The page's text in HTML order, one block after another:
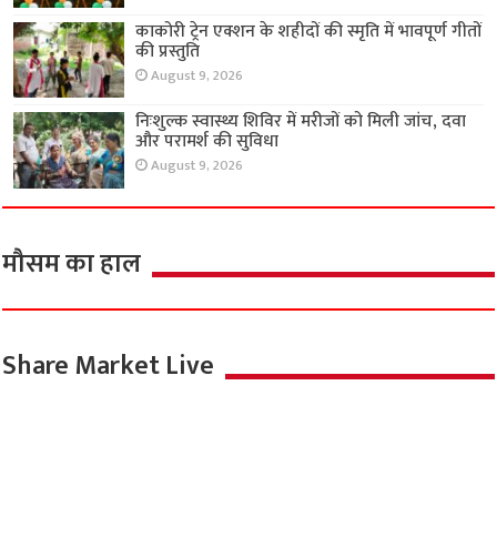
काकोरी ट्रेन एक्शन के शहीदों की स्मृति में भावपूर्ण गीतों
की प्रस्तुति
August 9, 2026
निःशुल्क स्वास्थ्य शिविर में मरीजों को मिली जांच, दवा
और परामर्श की सुविधा
August 9, 2026
मौसम का हाल
Share Market Live